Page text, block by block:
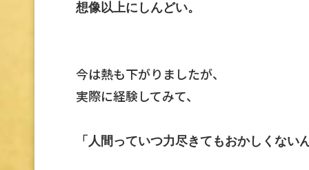
想像以上にしんどい。
今は熱も下がりましたが、
実際に経験してみて、
「人間っていつ力尽きてもおかしくない